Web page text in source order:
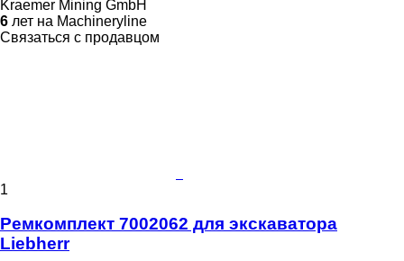
Kraemer Mining GmbH
6 лет на Machineryline
Связаться с продавцом
1
Ремкомплект 7002062 для экскаватора
Liebherr